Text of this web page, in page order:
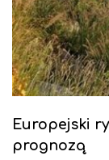
Europejski
prognozą